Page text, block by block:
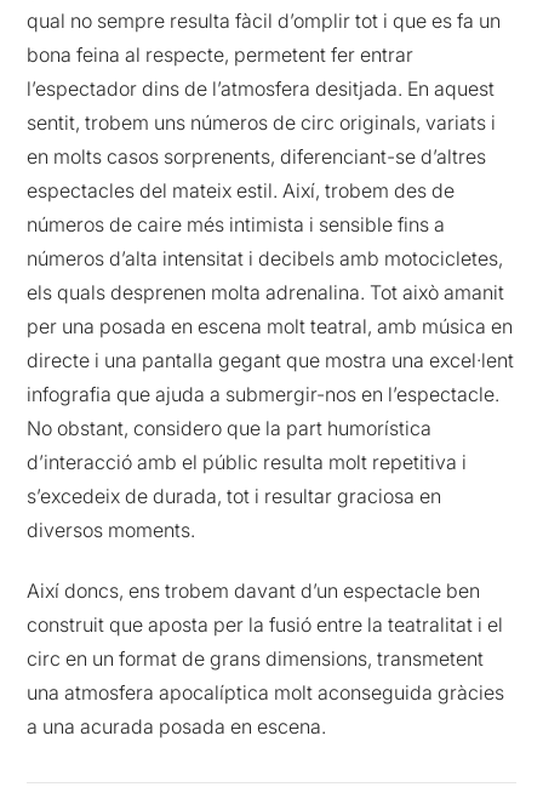
qual no sempre resulta fàcil d’omplir tot i que es fa un
bona feina al respecte, permetent fer entrar
l’espectador dins de l’atmosfera desitjada. En aquest
sentit, trobem uns números de circ originals, variats i
en molts casos sorprenents, diferenciant-se d’altres
espectacles del mateix estil. Així, trobem des de
números de caire més intimista i sensible fins a
números d’alta intensitat i decibels amb motocicletes,
els quals desprenen molta adrenalina. Tot això amanit
per una posada en escena molt teatral, amb música en
directe i una pantalla gegant que mostra una excel·lent
infografia que ajuda a submergir-nos en l’espectacle.
No obstant, considero que la part humorística
d’interacció amb el públic resulta molt repetitiva i
s’excedeix de durada, tot i resultar graciosa en
diversos moments.
Així doncs, ens trobem davant d’un espectacle ben
construit que aposta per la fusió entre la teatralitat i el
circ en un format de grans dimensions, transmetent
una atmosfera apocalíptica molt aconseguida gràcies
a una acurada posada en escena.